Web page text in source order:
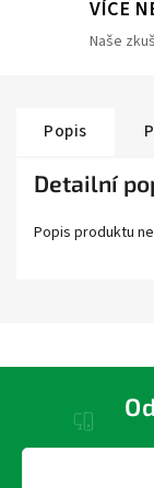
VÍCE
Naše
Popis
Detailní
Popis produktu